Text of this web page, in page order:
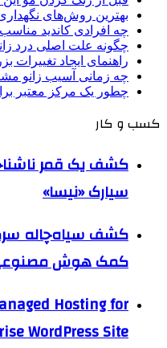
بهترین روش‌های
چه افرادی کاندید
چگونه علت اصلی درد
راهنمای ایجاد تغییرات
چه زمانی آسیب زانو
چطور یک مرکز معتبر
کسب و کار
کشف یک قمر
سیارک «نیسا»
کشف سیاه‌چاله
کمک هوش
Hosting for
WordPress Site